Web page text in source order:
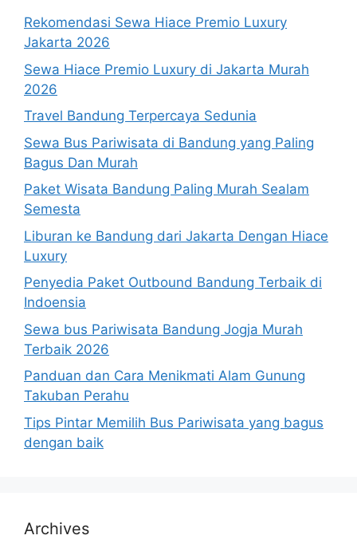
Rekomendasi Sewa Hiace Premio Luxury
Jakarta 2026
Sewa Hiace Premio Luxury di Jakarta Murah
2026
Travel Bandung Terpercaya Sedunia
Sewa Bus Pariwisata di Bandung yang Paling
Bagus Dan Murah
Paket Wisata Bandung Paling Murah Sealam
Semesta
Liburan ke Bandung dari Jakarta Dengan Hiace
Luxury
Penyedia Paket Outbound Bandung Terbaik di
Indoensia
Sewa bus Pariwisata Bandung Jogja Murah
Terbaik 2026
Panduan dan Cara Menikmati Alam Gunung
Takuban Perahu
Tips Pintar Memilih Bus Pariwisata yang bagus
dengan baik
Archives